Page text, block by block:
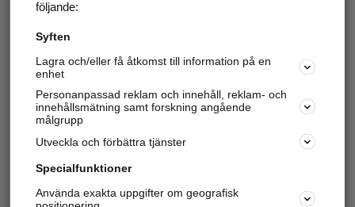
följande:
Syften
Lagra och/eller få åtkomst till information på en
enhet
Personanpassad reklam och innehåll, reklam- och
innehållsmätning samt forskning angående
målgrupp
Utveckla och förbättra tjänster
Specialfunktioner
Använda exakta uppgifter om geografisk